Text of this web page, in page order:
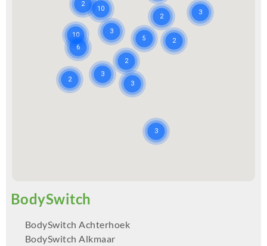
BodySwitch Achterhoek
BodySwitch Alkmaar